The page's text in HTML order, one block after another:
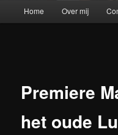
Spring naar de primaire
Spring naar de
Home Over mij
Premiere
het oude